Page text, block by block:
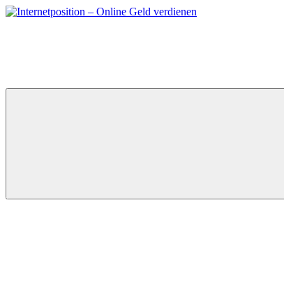
Zum